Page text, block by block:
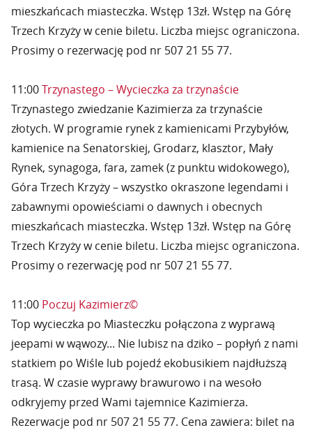
mieszkańcach miasteczka. Wstęp 13zł. Wstęp na Górę
Trzech Krzyży w cenie biletu. Liczba miejsc ograniczona.
Prosimy o rezerwację pod nr 507 21 55 77.
11:00Trzynastego – Wycieczka za trzynaście
Trzynastego zwiedzanie Kazimierza za trzynaście
złotych. W programie rynek z kamienicami Przybyłów,
kamienice na Senatorskiej, Grodarz, klasztor, Mały
Rynek, synagoga, fara, zamek (z punktu widokowego),
Góra Trzech Krzyży – wszystko okraszone legendami i
zabawnymi opowieściami o dawnych i obecnych
mieszkańcach miasteczka. Wstęp 13zł. Wstęp na Górę
Trzech Krzyży w cenie biletu. Liczba miejsc ograniczona.
Prosimy o rezerwację pod nr 507 21 55 77.
11:00 Poczuj Kazimierz©
Top wycieczka po Miasteczku połączona z wyprawą
jeepami w wąwozy... Nie lubisz na dziko – popłyń z nami
statkiem po Wiśle lub pojedź ekobusikiem najdłuższą
trasą. W czasie wyprawy brawurowo i na wesoło
odkryjemy przed Wami tajemnice Kazimierza.
Rezerwacje pod nr 507 21 55 77. Cena zawiera: bilet na